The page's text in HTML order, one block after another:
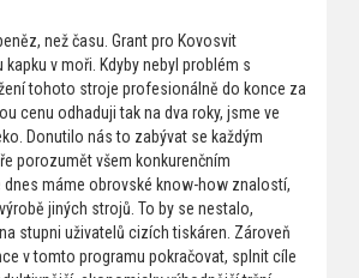
než času. Grant pro Kovosvit
v moři. Kdyby nebyl problém s
tohoto stroje profesionálně do konce za
cenu odhaduji tak na dva roky, jsme ve
Donutilo nás to zabývat se každým
porozumět všem konkurenčním
máme obrovské know-how znalostí,
jiných strojů. To by se nestalo,
stupni uživatelů cizích tiskáren. Zároveň
v tomto programu pokračovat, splnit cíle